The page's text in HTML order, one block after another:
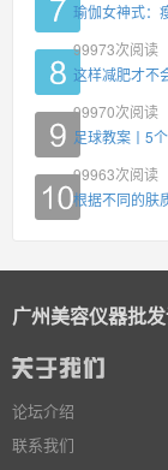
瑜伽女神式：
99973次阅读
这样减肥才不
99970次阅读
足球教案丨5
99963次阅读
根据不同的肤
广州美容仪器批
论坛介绍
联系我们